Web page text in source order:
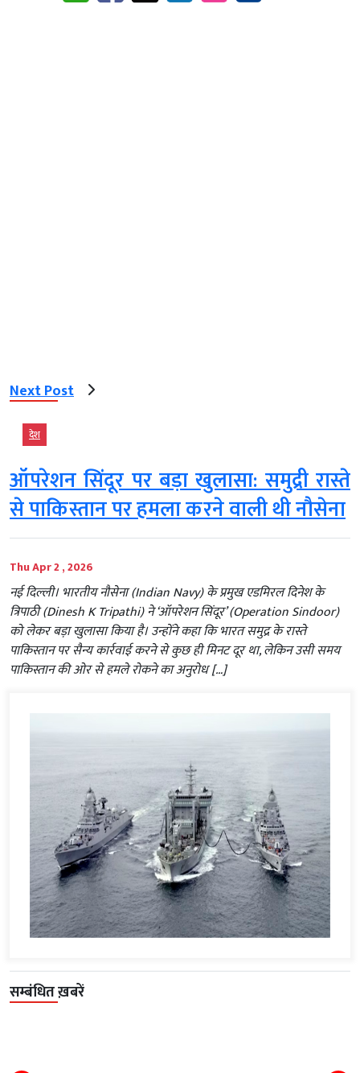
Next Post
देश
ऑपरेशन सिंदूर पर बड़ा खुलासा: समुद्री रास्ते
से पाकिस्तान पर हमला करने वाली थी नौसेना
Thu Apr 2 , 2026
नई दिल्ली। भारतीय नौसेना (Indian Navy) के प्रमुख एडमिरल दिनेश के
त्रिपाठी (Dinesh K Tripathi) ने ‘ऑपरेशन सिंदूर’ (Operation Sindoor)
को लेकर बड़ा खुलासा किया है। उन्होंने कहा कि भारत समुद्र के रास्ते
पाकिस्तान पर सैन्य कार्रवाई करने से कुछ ही मिनट दूर था, लेकिन उसी समय
पाकिस्तान की ओर से हमले रोकने का अनुरोध […]
सम्बंधित ख़बरें